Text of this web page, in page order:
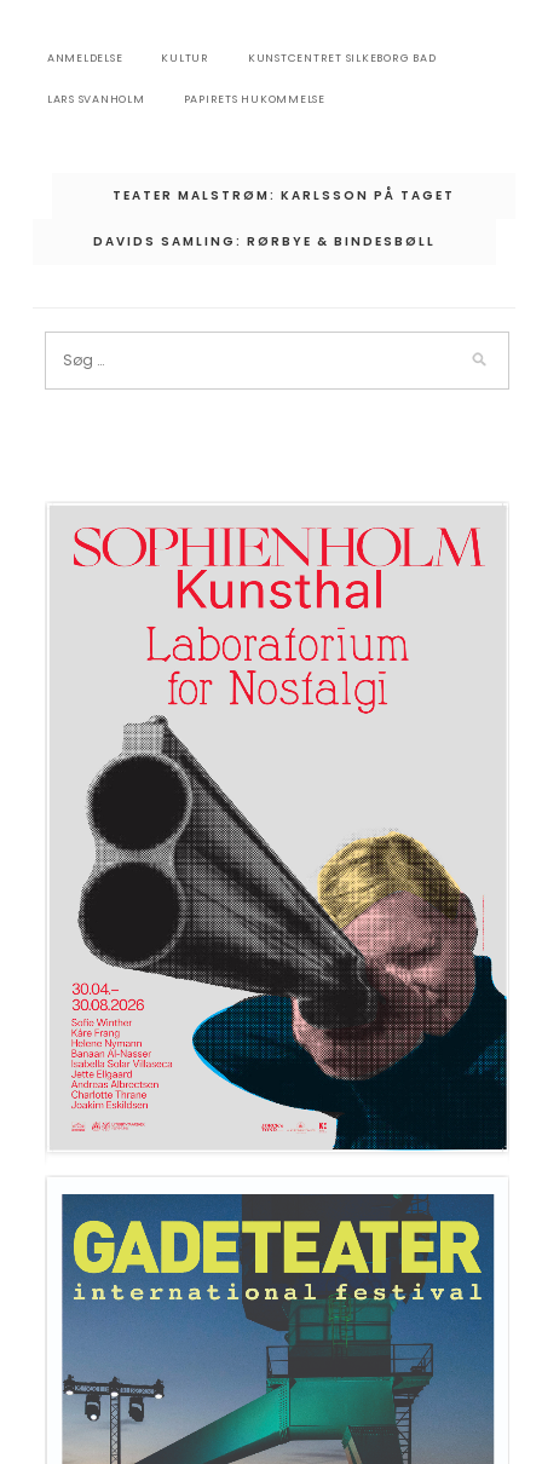
ANMELDELSE KULTUR KUNSTCENTRET SILKEBORG BAD
LARS SVANHOLM PAPIRETS HUKOMMELSE
Indlægsnavigation
TEATER MALSTRØM: KARLSSON PÅ TAGET
DAVIDS SAMLING: RØRBYE & BINDESBØLL